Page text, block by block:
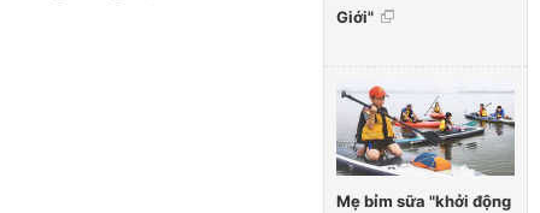
Giới"
Mẹ bỉm sữa "khởi động